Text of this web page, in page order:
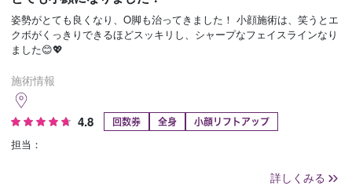
姿勢がとても良くなり、O脚も治ってきました！ 小顔施術は、笑うとエ
クボがくっきりできるほどスッキリし、シャープなフェイスラインなり
ました😊💖
施術情報
4.8 回数券 全身 小顔リフトアップ
担当：
詳しくみる